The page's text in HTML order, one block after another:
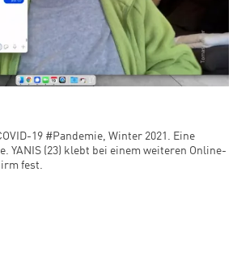
19 #Pandemie, Winter 2021. Eine
YANIS (23) klebt bei einem weiteren Online-
fest.